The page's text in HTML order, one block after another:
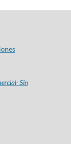
Sin